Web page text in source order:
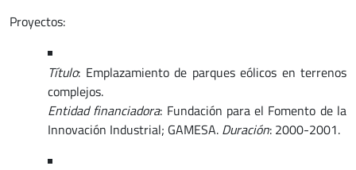
Proyectos:
Título: Emplazamiento de parques eólicos en terrenos
complejos.
Entidad financiadora: Fundación para el Fomento de la
Innovación Industrial; GAMESA. Duración: 2000-2001.